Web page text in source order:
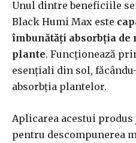
Unul dintre beneficiile
Black Humi Max este
îmbunătăți absorbția de
plante. Funcționează
esențiali din sol,
absorbția plantelor.
Aplicarea acestui
pentru descompunerea